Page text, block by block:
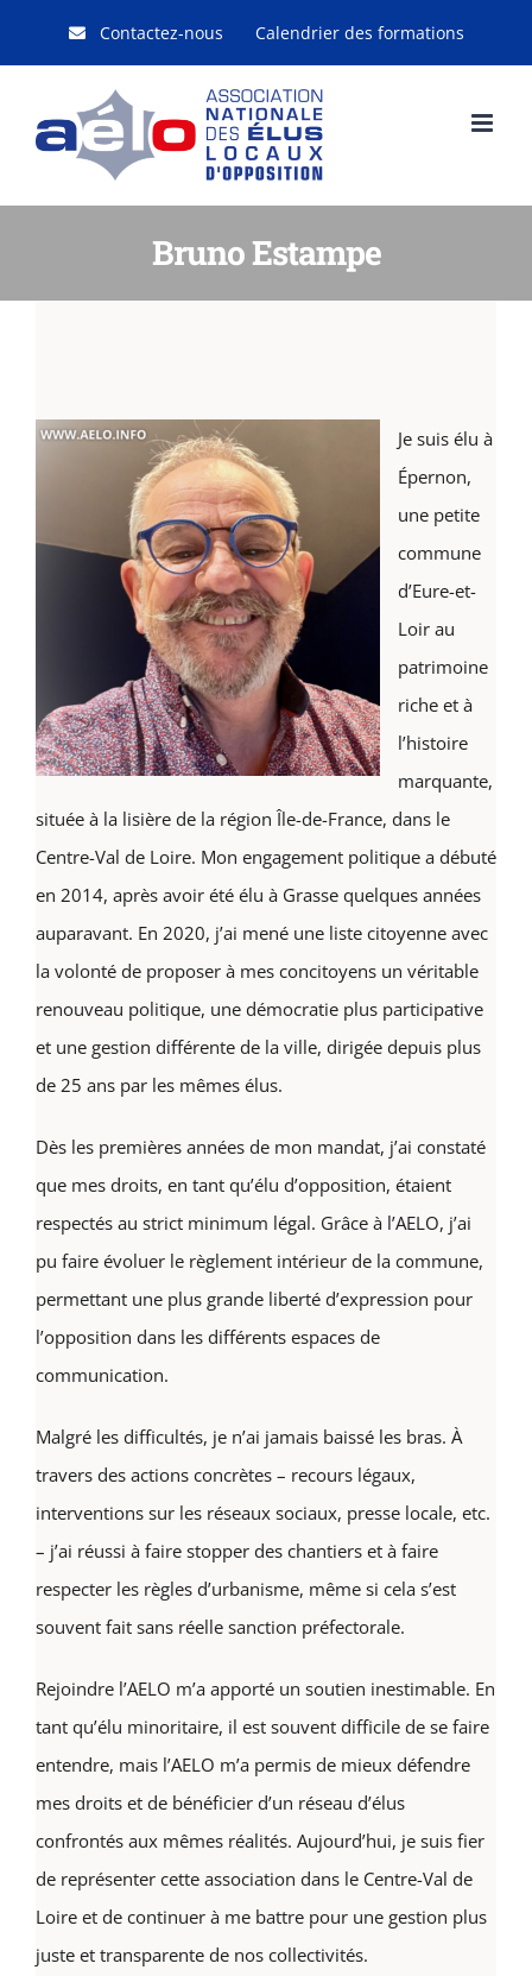
Contactez-nous Calendrier des formations
Bruno Estampe
Je suis élu à
Épernon,
une petite
commune
d’Eure-et-
Loir au
patrimoine
riche et à
l’histoire
marquante,
située à la lisière de la région Île-de-France, dans le
Centre-Val de Loire. Mon engagement politique a débuté
en 2014, après avoir été élu à Grasse quelques années
auparavant. En 2020, j’ai mené une liste citoyenne avec
la volonté de proposer à mes concitoyens un véritable
renouveau politique, une démocratie plus participative
et une gestion différente de la ville, dirigée depuis plus
de 25 ans par les mêmes élus.
Dès les premières années de mon mandat, j’ai constaté
que mes droits, en tant qu’élu d’opposition, étaient
respectés au strict minimum légal. Grâce à l’AELO, j’ai
pu faire évoluer le règlement intérieur de la commune,
permettant une plus grande liberté d’expression pour
l’opposition dans les différents espaces de
communication.
Malgré les difficultés, je n’ai jamais baissé les bras. À
travers des actions concrètes – recours légaux,
interventions sur les réseaux sociaux, presse locale, etc.
– j’ai réussi à faire stopper des chantiers et à faire
respecter les règles d’urbanisme, même si cela s’est
souvent fait sans réelle sanction préfectorale.
Rejoindre l’AELO m’a apporté un soutien inestimable. En
tant qu’élu minoritaire, il est souvent difficile de se faire
entendre, mais l’AELO m’a permis de mieux défendre
mes droits et de bénéficier d’un réseau d’élus
confrontés aux mêmes réalités. Aujourd’hui, je suis fier
de représenter cette association dans le Centre-Val de
Loire et de continuer à me battre pour une gestion plus
juste et transparente de nos collectivités.